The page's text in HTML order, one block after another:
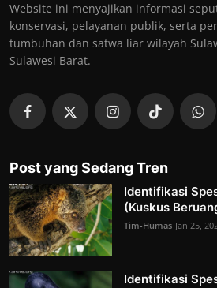
Website ini menyajikan informasi
konservasi, pelayanan publik, serta
tumbuhan dan satwa liar wilayah
Sulawesi Barat.
Post yang Sedang Tren
Identifikasi
(Kuskus
Tim-Humas Jan 25,
Identifikasi